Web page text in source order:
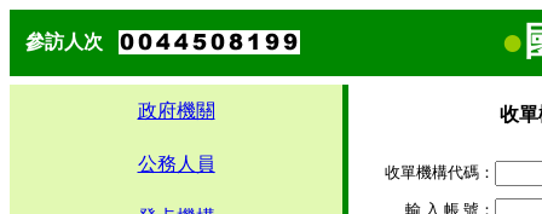
參訪人次 ●
政府機關
公務人員
收
收單機構代碼：
輸 入 帳 號：